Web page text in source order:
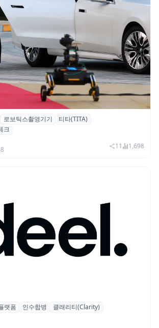
워즈 레드카펫에 등장한 바퀴
봇 ‘티타(TITA)’
로보틱스촬영기기
티타(TITA)
크
11 1,698
랫폼 딜(Deel), ARR 15억 달러
역량 강화
랫폼 인수합병
클래리티(Clarity)